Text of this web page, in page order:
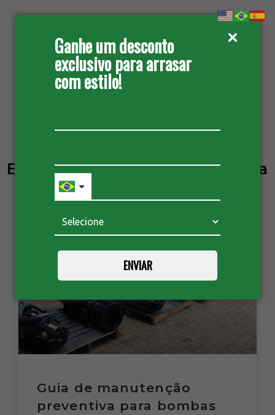
Ganhe um desconto
exclusivo para arrasar
com estilo!
ENVIAR
Etiqueta: bomba transferência
HELIBOMBAS
Guia de manutenção
preventiva para bombas